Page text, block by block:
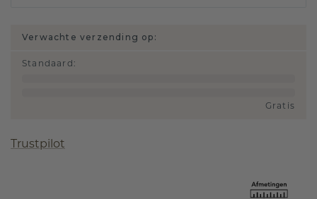
Verwachte verzending op:
Standaard :
Gratis
Trustpilot